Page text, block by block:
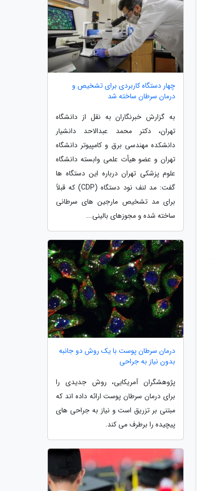
چهار دستگاه کاربردی برای تشخیص و
درمان سرطان ساخته شد
به گزارش خبرنگاران به نقل از دانشگاه
تهران، دکتر محمد عبدالاحد دانشیار
دانشکده مهندسی برق و کامپیوتر دانشگاه
تهران و عضو هیأت علمی وابسته دانشگاه
علوم پزشکی تهران درباره این دستگاه ها
گفت: مد لنف نود دستگاه (CDP) که قبلاً
برای مد تشخیص مارجین های سرطانی
ساخته شده و مجوزهای بالینی...
درمان سرطان پوست با یک روش دو جانبه
بدون نیاز به جراحی
پژوهشگران آمریکایی، روش جدیدی را
برای درمان سرطان پوست ارائه داده اند که
مبتنی بر تزریق است و نیاز به جراحی های
پیچیده را برطرف می کند.